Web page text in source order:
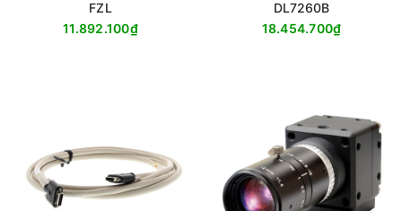
FZL
11.892.100₫
DL7260B
18.454.700₫